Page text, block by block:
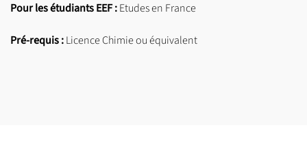
Pour les étudiants EEF :Etudes en France
Pré-requis :Licence Chimie ou équivalent